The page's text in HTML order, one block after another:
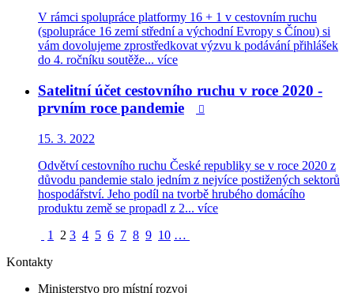
V rámci spolupráce platformy 16 + 1 v cestovním ruchu
(spolupráce 16 zemí střední a východní Evropy s Čínou) si
vám dovolujeme zprostředkovat výzvu k podávání přihlášek
do 4. ročníku soutěže... více
Satelitní účet cestovního ruchu v roce 2020 -
prvním roce pandemie

15. 3. 2022
Odvětví cestovního ruchu České republiky se v roce 2020 z
důvodu pandemie stalo jedním z nejvíce postižených sektorů
hospodářství. Jeho podíl na tvorbě hrubého domácího
produktu země se propadl z 2... více
1
2 3 4 5 6 7 8 9 10 …
Kontakty
Ministerstvo pro místní rozvoj